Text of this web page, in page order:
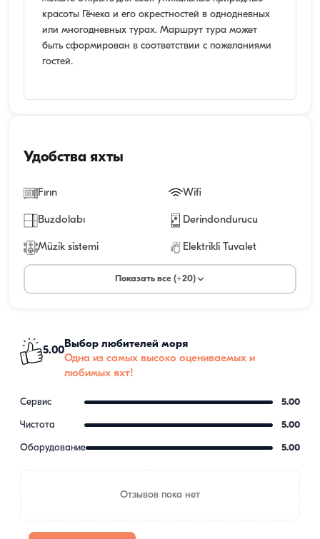
красоты Гёчека и его окрестностей в однодневных
или многодневных турах. Маршрут тура может
быть сформирован в соответствии с пожеланиями
гостей.
Удобства яхты
Fırın Wifi
Buzdolabı Derindondurucu
Müzik sistemi Elektrikli Tuvalet
Показать все (+20)
5.00
Выбор любителей моря
Одна из самых высоко оцениваемых и
любимых яхт!
Сервис 5.00
Чистота 5.00
Оборудование 5.00
Отзывов пока нет